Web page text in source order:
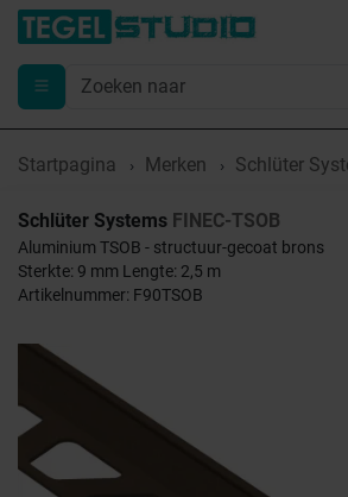
Startpagina Merken Schlüter
Schlüter Systems FINEC-TSOB
Aluminium TSOB - structuur-gecoat brons
Sterkte: 9 mm Lengte: 2,5 m
Artikelnummer: F90TSOB